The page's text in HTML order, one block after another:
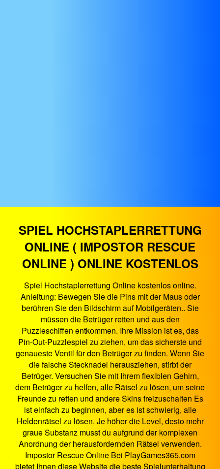
SPIEL HOCHSTAPLERRETTUNG
ONLINE ( IMPOSTOR RESCUE
ONLINE ) ONLINE KOSTENLOS
Spiel Hochstaplerrettung Online kostenlos online.
Anleitung: Bewegen Sie die Pins mit der Maus oder
berühren Sie den Bildschirm auf Mobilgeräten.. Sie
müssen die Betrüger retten und aus den
Puzzleschiffen entkommen. Ihre Mission ist es, das
Pin-Out-Puzzlespiel zu ziehen, um das sicherste und
genaueste Ventil für den Betrüger zu finden. Wenn Sie
die falsche Stecknadel herausziehen, stirbt der
Betrüger. Versuchen Sie mit Ihrem flexiblen Gehirn,
dem Betrüger zu helfen, alle Rätsel zu lösen, um seine
Freunde zu retten und andere Skins freizuschalten Es
ist einfach zu beginnen, aber es ist schwierig, alle
Heldenrätsel zu lösen. Je höher die Level, desto mehr
graue Substanz musst du aufgrund der komplexen
Anordnung der herausfordernden Rätsel verwenden.
Impostor Rescue Online Bei PlayGames365.com
bietet Ihnen diese Website die beste Spielunterhaltung